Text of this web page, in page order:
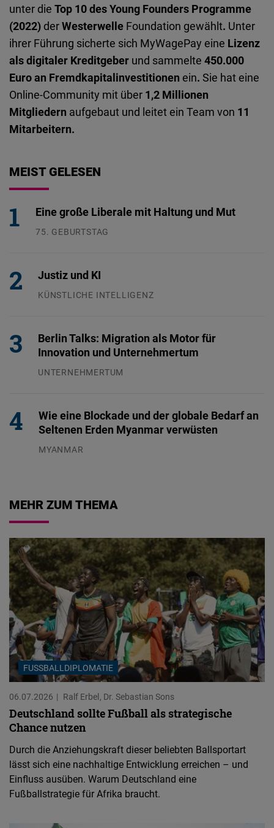
unter die Top 10 des Young Founders Programme
(2022) derWesterwelle Foundation gewählt. Unter
ihrer Führung sicherte sich MyWagePay eine Lizenz
als digitaler Kreditgeber und sammelte 450.000
Euro an Fremdkapitalinvestitionen ein. Sie hat eine
Online-Community mit über 1,2 Millionen
Mitgliedern aufgebaut und leitet ein Team von 11
Mitarbeitern.
MEIST GELESEN
Eine große Liberale mit Haltung und Mut
75. GEBURTSTAG
Justiz und KI
KÜNSTLICHE INTELLIGENZ
Berlin Talks: Migration als Motor für
Innovation und Unternehmertum
UNTERNEHMERTUM
Wie eine Blockade und der globale Bedarf an
Seltenen Erden Myanmar verwüsten
MYANMAR
MEHR ZUM THEMA
FUSSBALLDIPLOMATIE
06.07.2026 Ralf Erbel Dr. Sebastian Sons
Deutschland sollte Fußball als strategische
Chance nutzen
Durch die Anziehungskraft dieser beliebten Ballsportart
lässt sich eine nachhaltige Entwicklung erreichen – und
Einfluss ausüben. Warum Deutschland eine
Fußballstrategie für Afrika braucht.